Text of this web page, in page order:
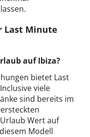
Last Minute
auf Ibiza?
bietet Last
viele
sind bereits im
Wert auf
Modell